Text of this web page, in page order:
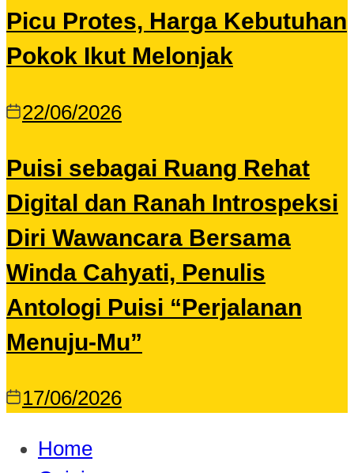
Picu Protes, Harga Kebutuhan
Pokok Ikut Melonjak
22/06/2026
Puisi sebagai Ruang Rehat
Digital dan Ranah Introspeksi
Diri Wawancara Bersama
Winda Cahyati, Penulis
Antologi Puisi “Perjalanan
Menuju-Mu”
17/06/2026
Home